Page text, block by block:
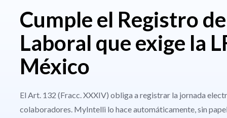
Cumple el Registro
Laboral que exige la
México
El Art. 132 (Fracc. XXXIV) obliga a registrar la jornada
colaboradores. MyIntelli lo hace automáticamente, sin